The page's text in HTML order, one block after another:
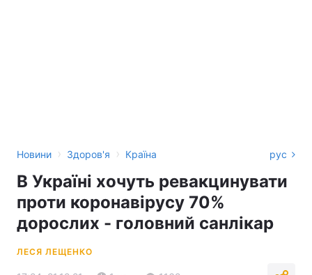
Новини › Здоров'я › Країна рус
В Україні хочуть ревакцинувати
проти коронавірусу 70%
дорослих - головний санлікар
ЛЕСЯ ЛЕЩЕНКО